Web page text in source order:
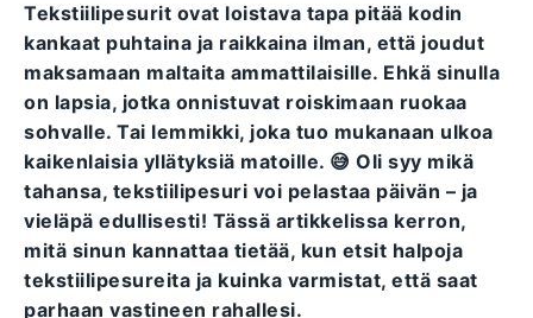
Tekstiilipesurit ovat loistava tapa pitää kodin
kankaat puhtaina ja raikkaina ilman, että joudut
maksamaan maltaita ammattilaisille. Ehkä sinulla
on lapsia, jotka onnistuvat roiskimaan ruokaa
sohvalle. Tai lemmikki, joka tuo mukanaan ulkoa
kaikenlaisia yllätyksiä matoille. 😅 Oli syy mikä
tahansa, tekstiilipesuri voi pelastaa päivän – ja
vieläpä edullisesti! Tässä artikkelissa kerron,
mitä sinun kannattaa tietää, kun etsit halpoja
tekstiilipesureita ja kuinka varmistat, että saat
parhaan vastineen rahallesi.